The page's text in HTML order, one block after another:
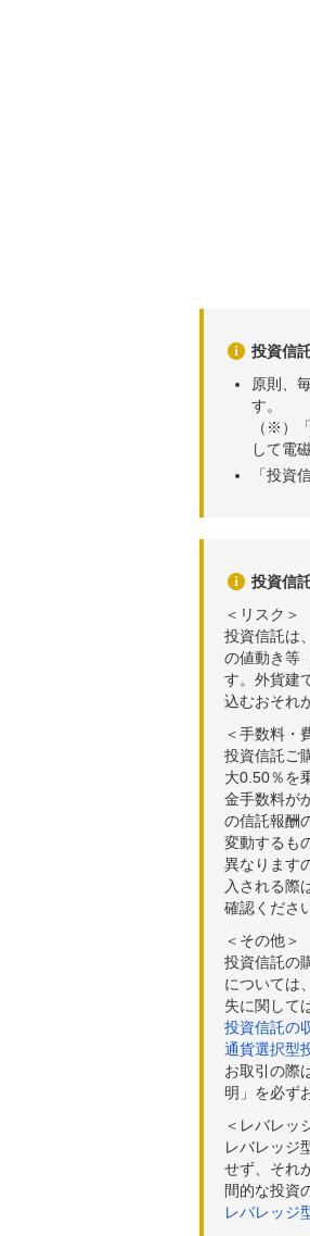
投資信
原則、
す。
（※）「
して電
「投資
投資信
＜リスク＞
投資信託は
の値動き等
す。外貨建
込むおそれ
＜手数料・
投資信託ご
大0.50％を
金手数料が
の信託報酬
変動するも
異なります
入される際
確認くださ
＜その他＞
投資信託の
については
失に関して
投資信託の
通貨選択型
お取引の際
明」を必ず
＜レバレッ
レバレッジ
せず、それ
間的な投資
レバレッジ